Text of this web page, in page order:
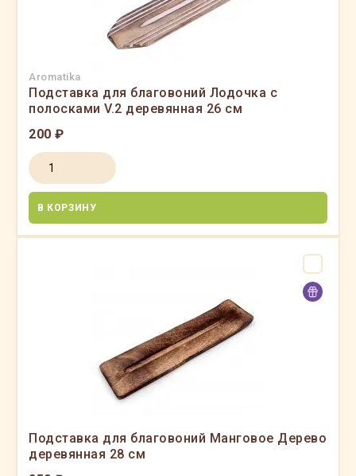
Aromatika
Подставка для благовоний Лодочка с
полосками V.2 деревянная 26 см
200 ₽
В КОРЗИНУ
Подставка для благовоний Манговое Дерево
деревянная 28 см